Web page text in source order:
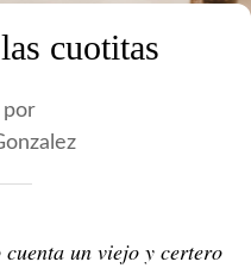
cuotitas
por
un viejo y certero